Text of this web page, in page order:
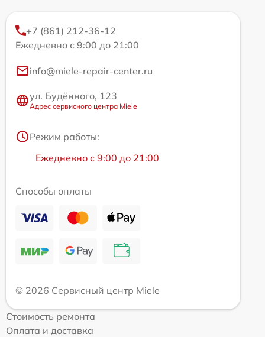
+7 (861) 212-36-12
Ежедневно с 9:00 до 21:00
info@miele-repair-center.ru
ул. Будённого, 123
Адрес сервисного центра Miele
Режим работы:
Ежедневно с 9:00 до 21:00
Способы оплаты
© 2026 Сервисный центр Miele
Стоимость ремонта
Оплата и доставка